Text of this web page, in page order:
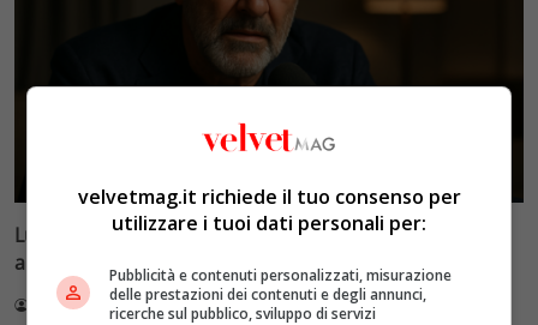
Luca Barbareschi si racconta: amori travolgenti,
autodistruzione e il difficile rapporto con la paternità
Redazione VelvetMAG 4 Agosto 2026
velvetmag.it richiede il tuo consenso per
utilizzare i tuoi dati personali per:
Pubblicità e contenuti personalizzati, misurazione
delle prestazioni dei contenuti e degli annunci,
ricerche sul pubblico, sviluppo di servizi